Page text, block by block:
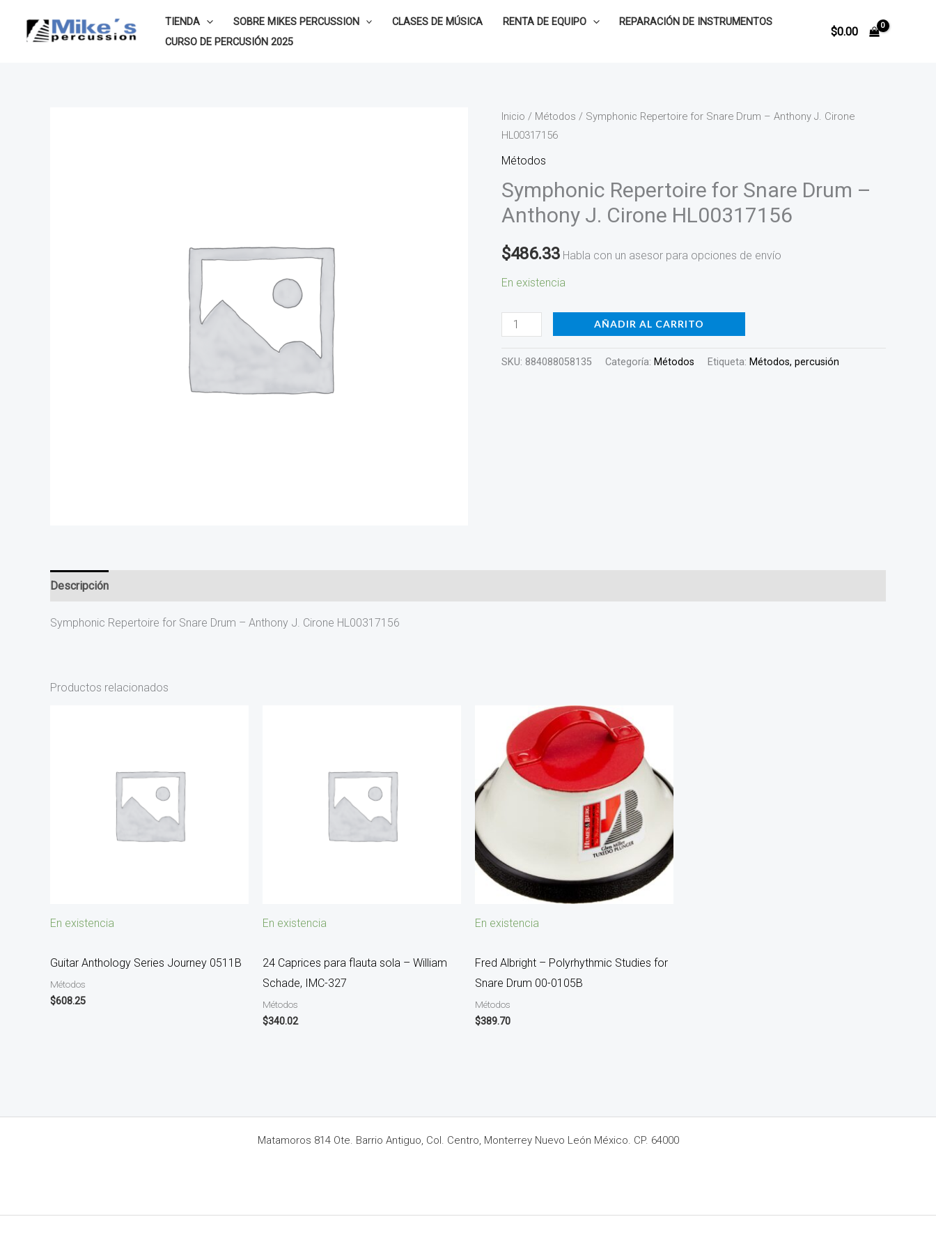
TIENDA SOBRE MIKES PERCUSSION CLASES DE MÚSICA RENTA DE EQUIPO
REPARACIÓN DE INSTRUMENTOS
CURSO DE PERCUSIÓN 2025
$0.00
Inicio / Métodos / Symphonic Repertoire for Snare Drum – Anthony J. Cirone
HL00317156
Métodos
Symphonic Repertoire for Snare Drum –
Anthony J. Cirone HL00317156
$486.33 Habla con un asesor para opciones de envío
En existencia
Symphonic
Repertoire
for
Drum
-
J.
Cirone
cantidad
AÑADIR AL CARRITO
SKU: 884088058135 Categoría: Métodos Etiqueta: Métodos, percusión
Descripción
Symphonic Repertoire for Snare Drum – Anthony J. Cirone HL00317156
Productos relacionados
En existencia
Guitar Anthology Series Journey 0511B
Métodos
$608.25
En existencia
24 Caprices para flauta sola – William
Schade, IMC-327
Métodos
$340.02
En existencia
Fred Albright – Polyrhythmic Studies for
Snare Drum 00-0105B
Métodos
$389.70
Matamoros 814 Ote. Barrio Antiguo, Col. Centro, Monterrey Nuevo León México. CP. 64000